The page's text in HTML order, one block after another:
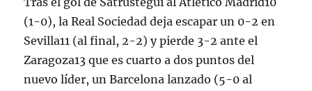
(1-0), la Real Sociedad deja escapar un 0-2 en
Sevilla11 (al final, 2-2) y pierde 3-2 ante el
Zaragoza13 que es cuarto a dos puntos del
nuevo líder, un Barcelona lanzado (5-0 al